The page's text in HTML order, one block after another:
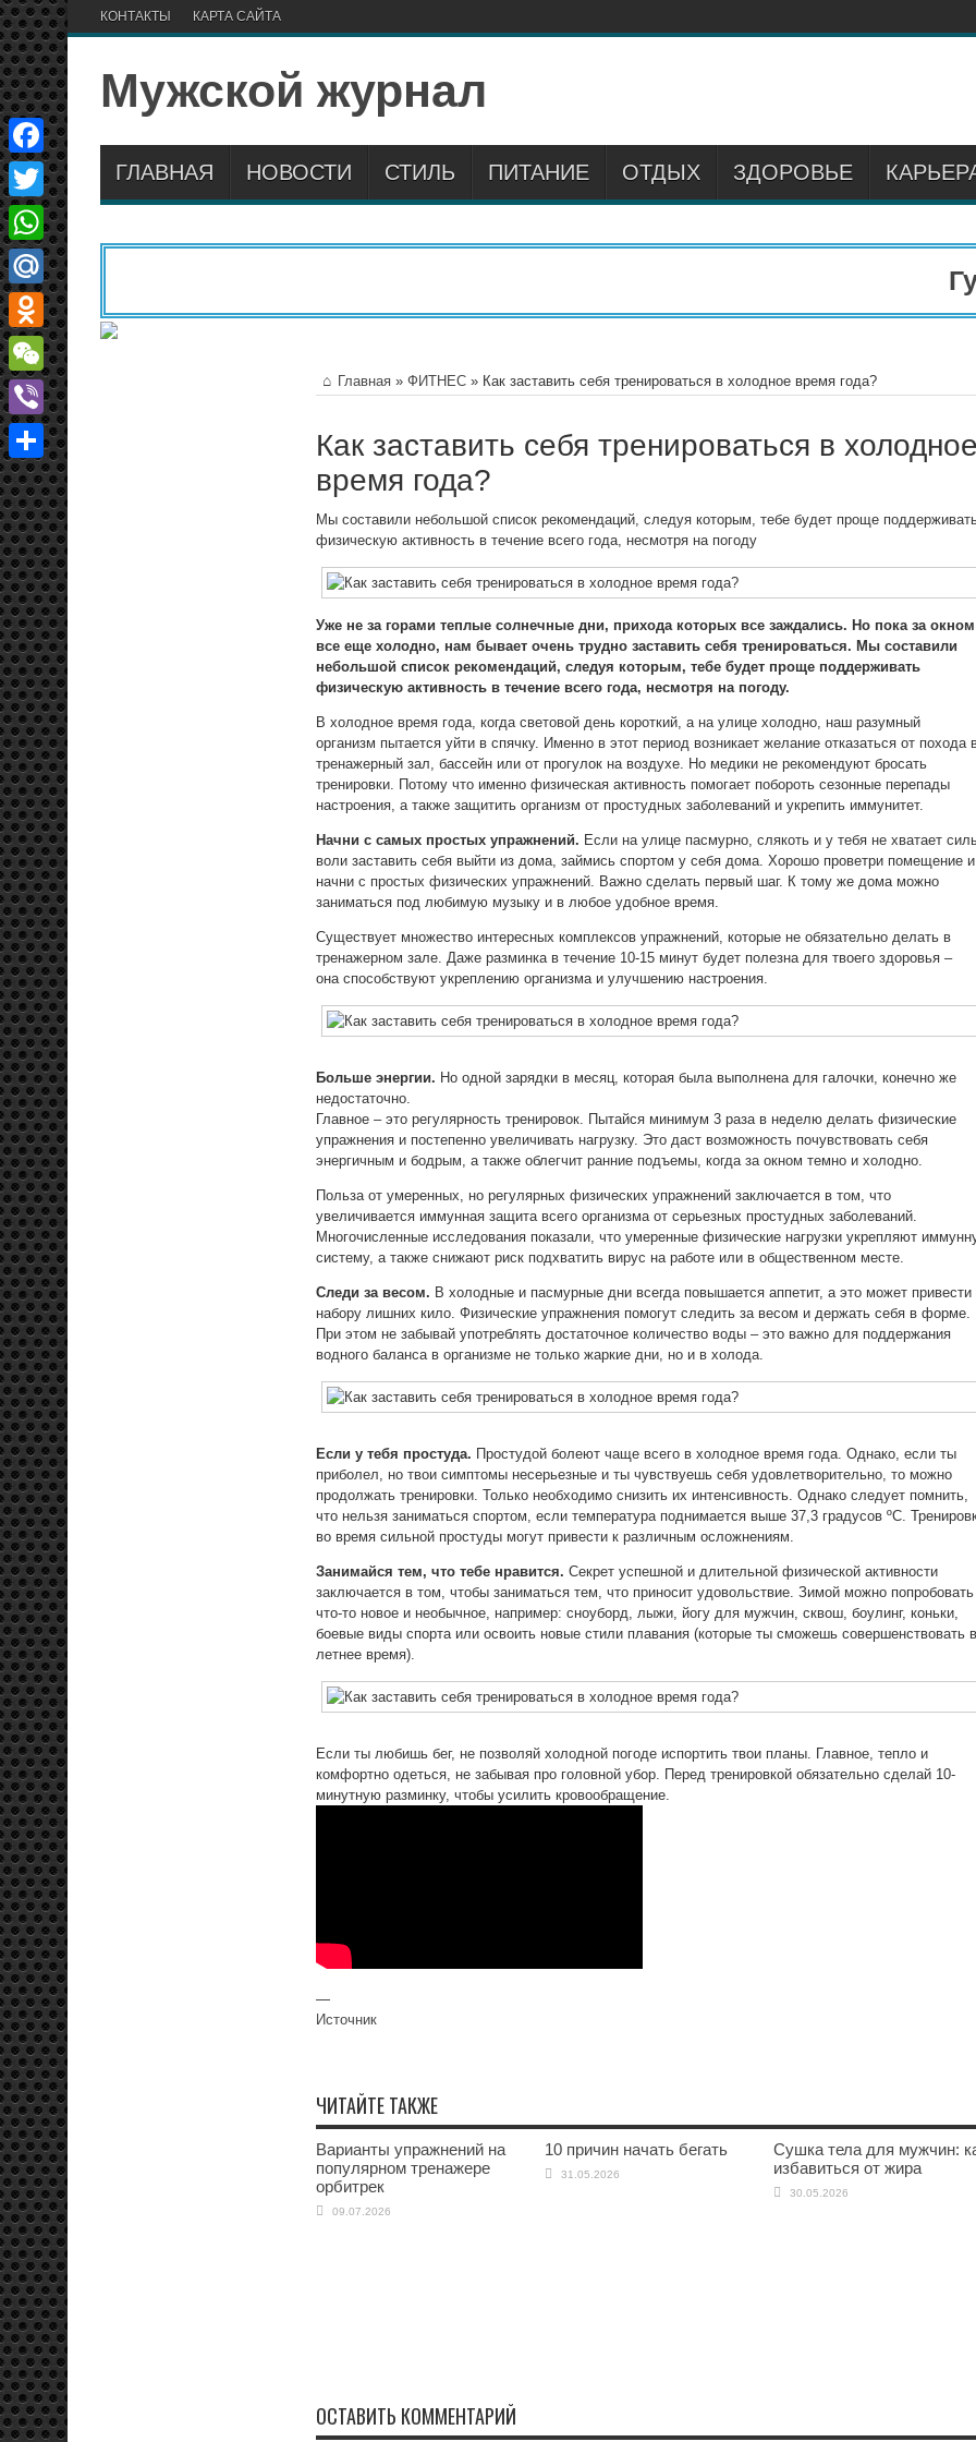
КОНТАКТЫ КАРТА САЙТА
Мужской журнал
ГЛАВНАЯ НОВОСТИ СТИЛЬ ПИТАНИЕ ОТДЫХ ЗДОРОВЬЕ
Главная » ФИТНЕС » Как заставить себя тренироваться в холодное время года?
Как заставить себя тренироваться в
время года?
Мы составили небольшой список рекомендаций, следуя которым, тебе будет проще
физическую активность в течение всего года, несмотря на погоду
Уже не за горами теплые солнечные дни, прихода которых все заждались. Но пока за окном
все еще холодно, нам бывает очень трудно заставить себя тренироваться. Мы составили
небольшой список рекомендаций, следуя которым, тебе будет проще поддерживать
физическую активность в течение всего года, несмотря на погоду.
В холодное время года, когда световой день короткий, а на улице холодно, наш разумный
организм пытается уйти в спячку. Именно в этот период возникает желание отказаться от похода
тренажерный зал, бассейн или от прогулок на воздухе. Но медики не рекомендуют бросать
тренировки. Потому что именно физическая активность помогает побороть сезонные перепады
настроения, а также защитить организм от простудных заболеваний и укрепить иммунитет.
Начни с самых простых упражнений. Если на улице пасмурно, слякоть и у тебя не хватает
воли заставить себя выйти из дома, займись спортом у себя дома. Хорошо проветри помещение и
начни с простых физических упражнений. Важно сделать первый шаг. К тому же дома можно
заниматься под любимую музыку и в любое удобное время.
Существует множество интересных комплексов упражнений, которые не обязательно делать в
тренажерном зале. Даже разминка в течение 10-15 минут будет полезна для твоего здоровья –
она способствуют укреплению организма и улучшению настроения.
Больше энергии. Но одной зарядки в месяц, которая была выполнена для галочки, конечно же
недостаточно.
Главное – это регулярность тренировок. Пытайся минимум 3 раза в неделю делать физические
упражнения и постепенно увеличивать нагрузку. Это даст возможность почувствовать себя
энергичным и бодрым, а также облегчит ранние подъемы, когда за окном темно и холодно.
Польза от умеренных, но регулярных физических упражнений заключается в том, что
увеличивается иммунная защита всего организма от серьезных простудных заболеваний.
Многочисленные исследования показали, что умеренные физические нагрузки укрепляют
систему, а также снижают риск подхватить вирус на работе или в общественном месте.
Следи за весом. В холодные и пасмурные дни всегда повышается аппетит, а это может привести
набору лишних кило. Физические упражнения помогут следить за весом и держать себя в форме.
При этом не забывай употреблять достаточное количество воды – это важно для поддержания
водного баланса в организме не только жаркие дни, но и в холода.
Если у тебя простуда. Простудой болеют чаще всего в холодное время года. Однако, если ты
приболел, но твои симптомы несерьезные и ты чувствуешь себя удовлетворительно, то можно
продолжать тренировки. Только необходимо снизить их интенсивность. Однако следует помнить,
что нельзя заниматься спортом, если температура поднимается выше 37,3 градусов ºC.
во время сильной простуды могут привести к различным осложнениям.
Занимайся тем, что тебе нравится. Секрет успешной и длительной физической активности
заключается в том, чтобы заниматься тем, что приносит удовольствие. Зимой можно попробовать
что-то новое и необычное, например: сноуборд, лыжи, йогу для мужчин, сквош, боулинг, коньки,
боевые виды спорта или освоить новые стили плавания (которые ты сможешь совершенствовать в
летнее время).
Если ты любишь бег, не позволяй холодной погоде испортить твои планы. Главное, тепло и
комфортно одеться, не забывая про головной убор. Перед тренировкой обязательно сделай 10-
минутную разминку, чтобы усилить кровообращение.
—
Источник
ЧИТАЙТЕ ТАКЖЕ
Варианты упражнений на
популярном тренажере
орбитрек
09.07.2026
10 причин начать бегать
31.05.2026
Сушка тела для мужчин:
избавиться от жира
30.05.2026
ОСТАВИТЬ КОММЕНТАРИЙ
Facebook
Twitter
WhatsApp
Mail.Ru
Odnoklassniki
WeChat
Viber
Отправить